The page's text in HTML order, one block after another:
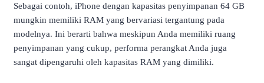
Sebagai contoh, iPhone dengan kapasitas penyimpanan 64 GB
mungkin memiliki RAM yang bervariasi tergantung pada
modelnya. Ini berarti bahwa meskipun Anda memiliki ruang
penyimpanan yang cukup, performa perangkat Anda juga
sangat dipengaruhi oleh kapasitas RAM yang dimiliki.